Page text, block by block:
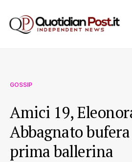
GOSSIP
Amici 19,
Abbagnato
prima ballerina